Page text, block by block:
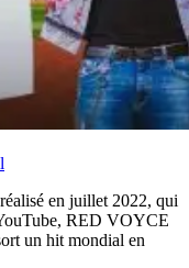
en juillet 2022, qui
RED VOYCE
un hit mondial en